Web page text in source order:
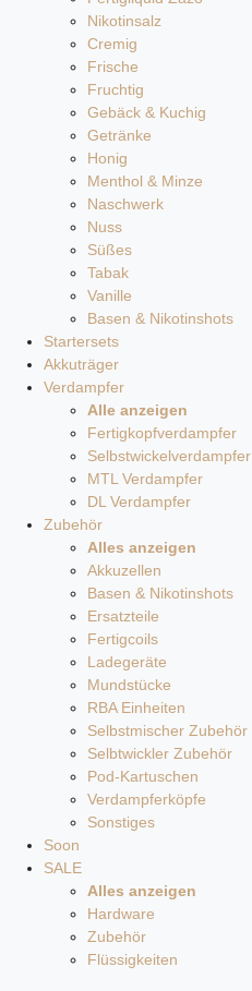
Nikotinsalz
Cremig
Frische
Fruchtig
Gebäck & Kuchig
Getränke
Honig
Menthol & Minze
Naschwerk
Nuss
Süßes
Tabak
Vanille
Basen & Nikotinshots
Startersets
Akkuträger
Verdampfer
Alle anzeigen
Fertigkopfverdampfer
Selbstwickelverdampfer
MTL Verdampfer
DL Verdampfer
Zubehör
Alles anzeigen
Akkuzellen
Basen & Nikotinshots
Ersatzteile
Fertigcoils
Ladegeräte
Mundstücke
RBA Einheiten
Selbstmischer Zubehör
Selbtwickler Zubehör
Pod-Kartuschen
Verdampferköpfe
Sonstiges
Soon
SALE
Alles anzeigen
Hardware
Zubehör
Flüssigkeiten